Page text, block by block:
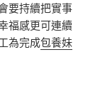
要持續把實事
福感更可連續
為完成包養妹